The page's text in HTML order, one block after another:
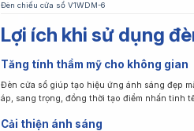
Đèn chiếu cửa sổ V1WDM-6
Lợi ích khi sử dụng
Tăng tính thẩm mỹ cho không gian
Đèn cửa sổ giúp tạo hiệu ứng ánh sáng đẹp
áp, sang trọng, đồng thời tạo điểm nhấn tinh
Cải thiện ánh sáng